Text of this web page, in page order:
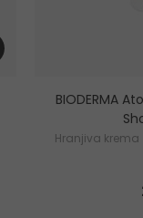
BIODERMA
Hranjiva